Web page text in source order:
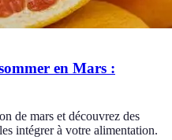
en Mars :
de mars et découvrez des
intégrer à votre alimentation.